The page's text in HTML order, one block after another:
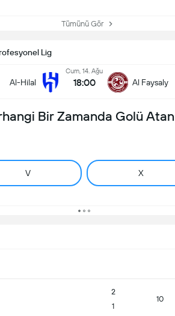
Tümünü Gör
Lig
Al-Hilal
Cum, 14. Ağu
18:00 Al Faysaly
Bir Zamanda Golü Atan
V X
2
1
10